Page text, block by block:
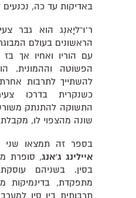
באדיקות עד כה, נכנעים
ר'וּ־ליָאנְג הוא גבר
הראשונים בעולם
עם הוריו ואחיו אך
הפשוטה וההמונית.
להשתייך לתרבות
כשנקרית בדרכו
התשוקה להתנתק
שונה מהצפוי לו,
בספר זה תמצאו שני
איילינג ג׳אנג, סופרת
בסין. בשניהם
מתפקדת, בדינמיקות
תרבותית בין סין